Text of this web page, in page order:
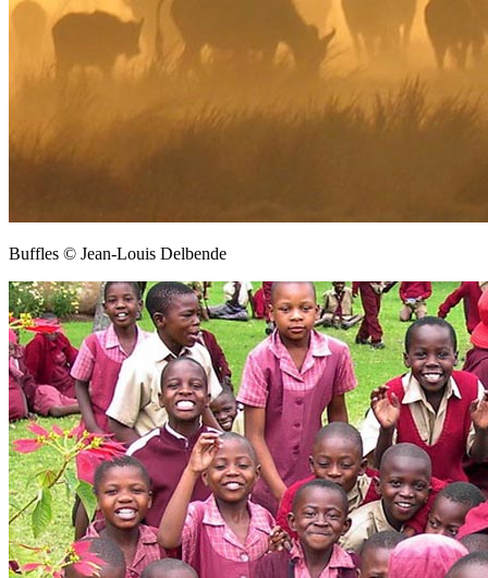
Buffles © Jean-Louis Delbende